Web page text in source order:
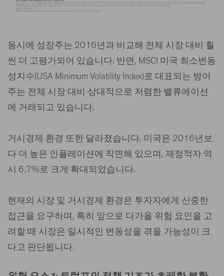
동시에 성장주는 2016년과 비교해 전체 시장 대비 훨
씬 더 고평가되어 있습니다. 반면, MSCI 미국 최소변동
성지수(USA Minimum Volatility Index)로 대표되는 방어
주는 전체 시장 대비 상대적으로 저렴한 밸류에이션
에 거래되고 있습니다.
거시경제 환경 또한 달라졌습니다. 미국은 2016년보
다 더 높은 인플레이션에 직면해 있으며, 재정적자 역
시 6.7%로 크게 확대되었습니다.
현재의 시장 및 거시경제 환경은 투자자에게 신중한
접근을 요구하며, 특히 앞으로 다가올 위험 요인을 고
려할 때 시장은 일시적인 변동성을 겪을 가능성이 크
다고 판단됩니다.